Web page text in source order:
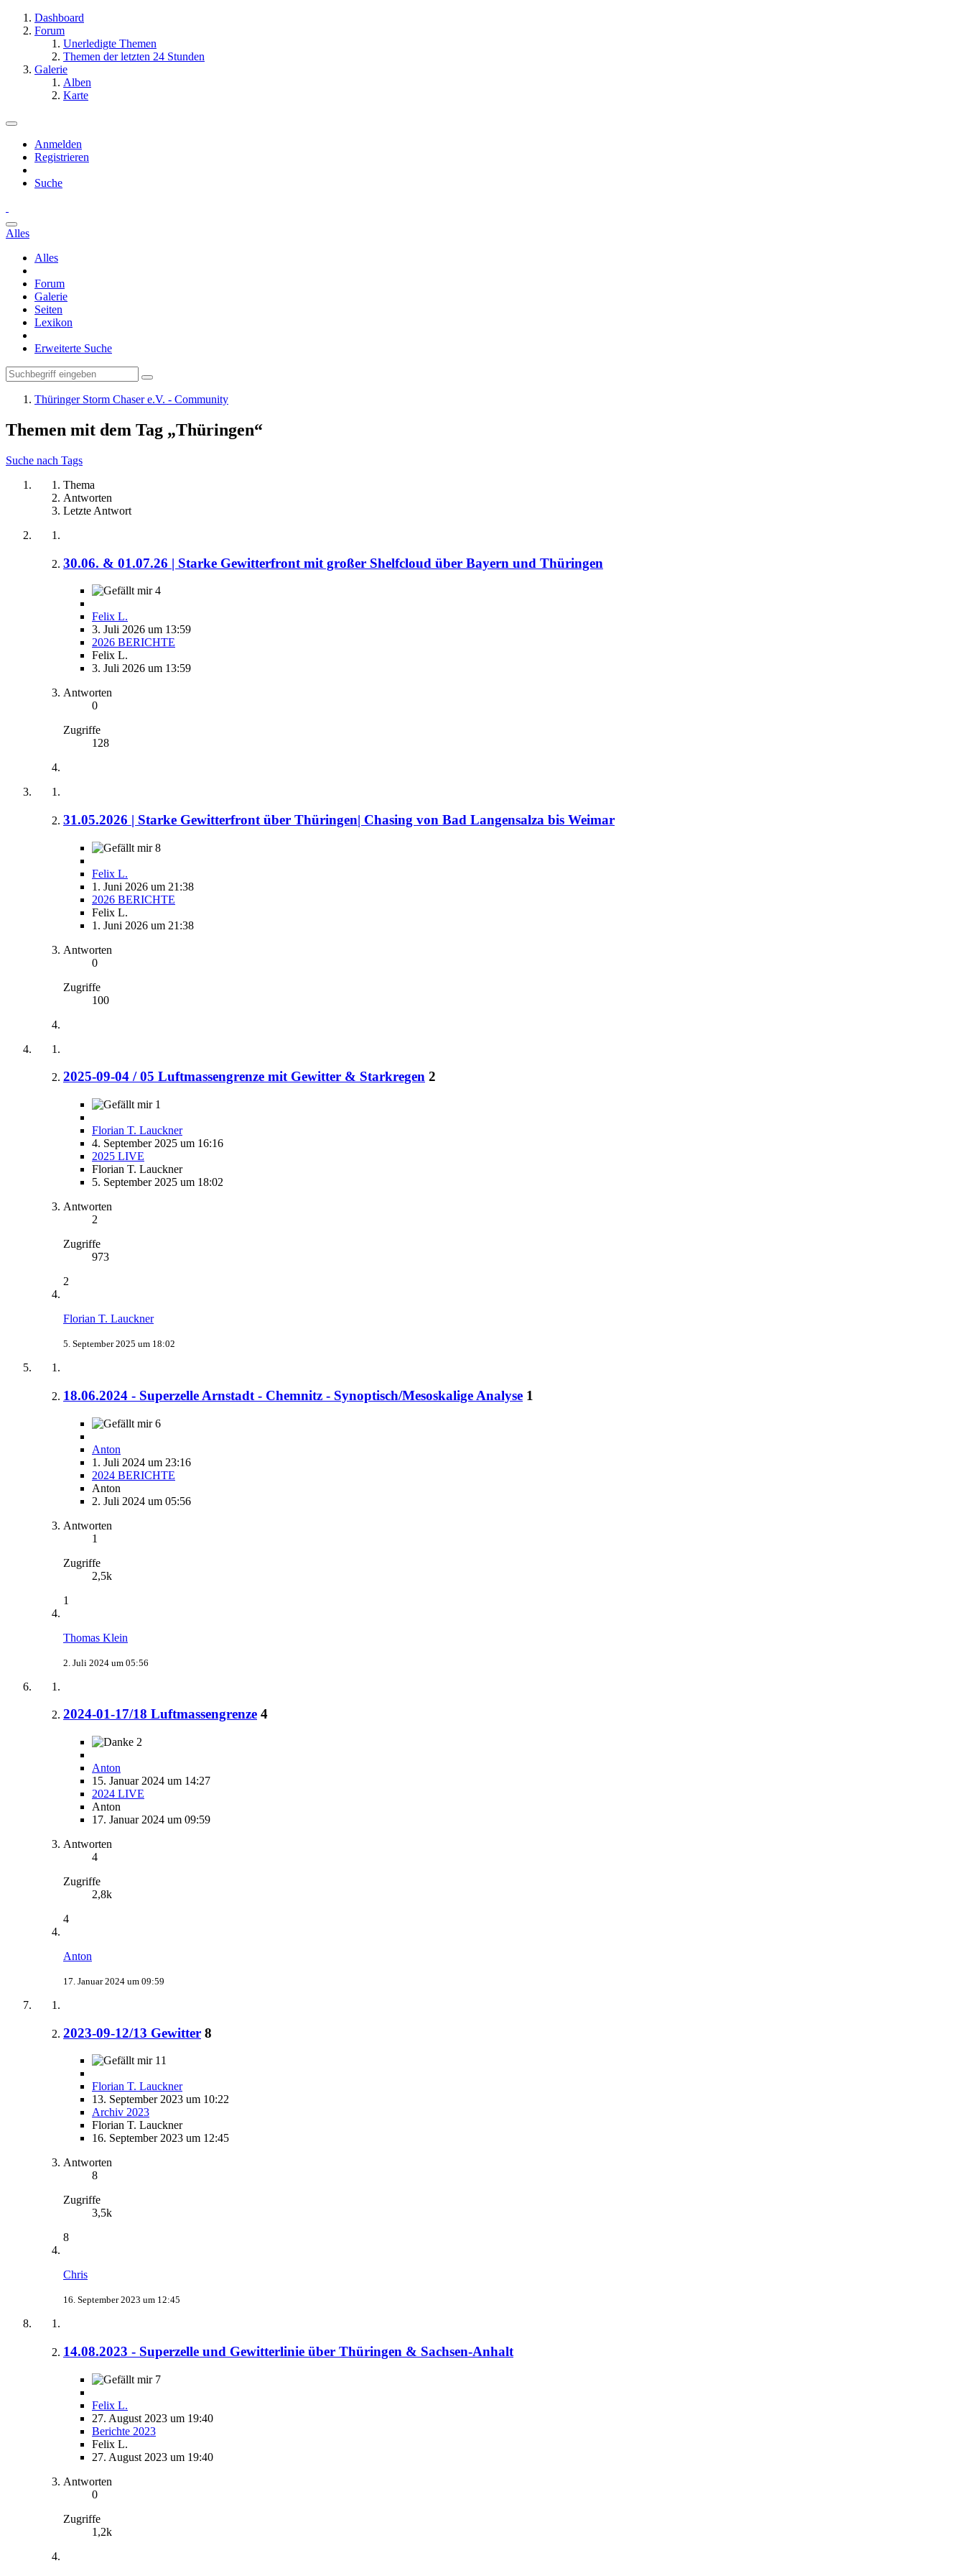
Dashboard
Forum
Unerledigte Themen
Themen der letzten 24 Stunden
Galerie
Alben
Karte
Anmelden
Registrieren
Suche
Alles
Alles
Forum
Galerie
Seiten
Lexikon
Erweiterte Suche
Thüringer Storm Chaser e.V. - Community
Themen mit dem Tag „Thüringen“
Suche nach Tags
Thema
Antworten
Letzte Antwort
30.06. & 01.07.26 | Starke Gewitterfront mit großer Shelfcloud über Bayern und Thüringen
4
Felix L.
3. Juli 2026 um 13:59
2026 BERICHTE
Felix L.
3. Juli 2026 um 13:59
Antworten
0
Zugriffe
128
31.05.2026 | Starke Gewitterfront über Thüringen| Chasing von Bad Langensalza bis Weimar
8
Felix L.
1. Juni 2026 um 21:38
2026 BERICHTE
Felix L.
1. Juni 2026 um 21:38
Antworten
0
Zugriffe
100
2025-09-04 / 05 Luftmassengrenze mit Gewitter & Starkregen 2
1
Florian T. Lauckner
4. September 2025 um 16:16
2025 LIVE
Florian T. Lauckner
5. September 2025 um 18:02
Antworten
2
Zugriffe
973
2
Florian T. Lauckner
5. September 2025 um 18:02
18.06.2024 - Superzelle Arnstadt - Chemnitz - Synoptisch/Mesoskalige Analyse 1
6
Anton
1. Juli 2024 um 23:16
2024 BERICHTE
Anton
2. Juli 2024 um 05:56
Antworten
1
Zugriffe
2,5k
1
Thomas Klein
2. Juli 2024 um 05:56
2024-01-17/18 Luftmassengrenze 4
2
Anton
15. Januar 2024 um 14:27
2024 LIVE
Anton
17. Januar 2024 um 09:59
Antworten
4
Zugriffe
2,8k
4
Anton
17. Januar 2024 um 09:59
2023-09-12/13 Gewitter 8
11
Florian T. Lauckner
13. September 2023 um 10:22
Archiv 2023
Florian T. Lauckner
16. September 2023 um 12:45
Antworten
8
Zugriffe
3,5k
8
Chris
16. September 2023 um 12:45
14.08.2023 - Superzelle und Gewitterlinie über Thüringen & Sachsen-Anhalt
7
Felix L.
27. August 2023 um 19:40
Berichte 2023
Felix L.
27. August 2023 um 19:40
Antworten
0
Zugriffe
1,2k